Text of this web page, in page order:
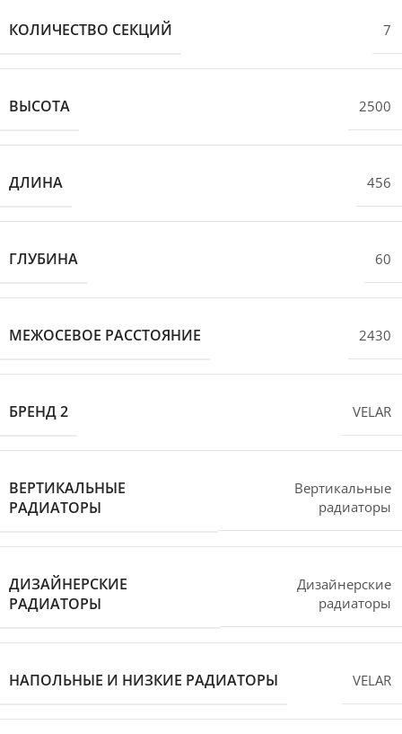
КОЛИЧЕСТВО СЕКЦИЙ 7
ВЫСОТА 2500
ДЛИНА 456
ГЛУБИНА 60
МЕЖОСЕВОЕ РАССТОЯНИЕ 2430
БРЕНД 2 VELAR
ВЕРТИКАЛЬНЫЕ
РАДИАТОРЫ
Вертикальные
радиаторы
ДИЗАЙНЕРСКИЕ
РАДИАТОРЫ
Дизайнерские
радиаторы
НАПОЛЬНЫЕ И НИЗКИЕ РАДИАТОРЫ VELAR